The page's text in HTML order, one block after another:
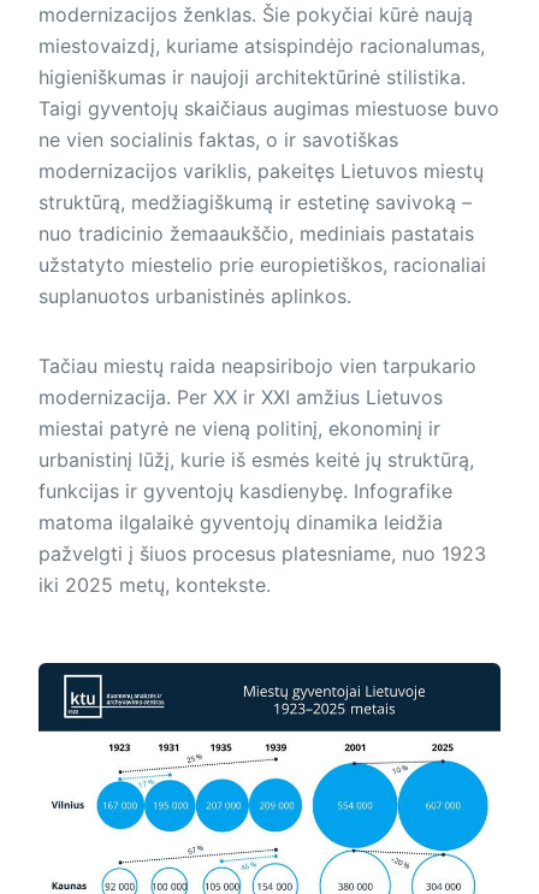
modernizacijos ženklas. Šie pokyčiai kūrė naują
miestovaizdį, kuriame atsispindėjo racionalumas,
higieniškumas ir naujoji architektūrinė stilistika.
Taigi gyventojų skaičiaus augimas miestuose buvo
ne vien socialinis faktas, o ir savotiškas
modernizacijos variklis, pakeitęs Lietuvos miestų
struktūrą, medžiagiškumą ir estetinę savivoką –
nuo tradicinio žemaaukščio, mediniais pastatais
užstatyto miestelio prie europietiškos, racionaliai
suplanuotos urbanistinės aplinkos.
Tačiau miestų raida neapsiribojo vien tarpukario
modernizacija. Per XX ir XXI amžius Lietuvos
miestai patyrė ne vieną politinį, ekonominį ir
urbanistinį lūžį, kurie iš esmės keitė jų struktūrą,
funkcijas ir gyventojų kasdienybę. Infografike
matoma ilgalaikė gyventojų dinamika leidžia
pažvelgti į šiuos procesus platesniame, nuo 1923
iki 2025 metų, kontekste.